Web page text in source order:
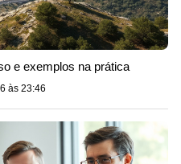
e exemplos na prática
às 23:46